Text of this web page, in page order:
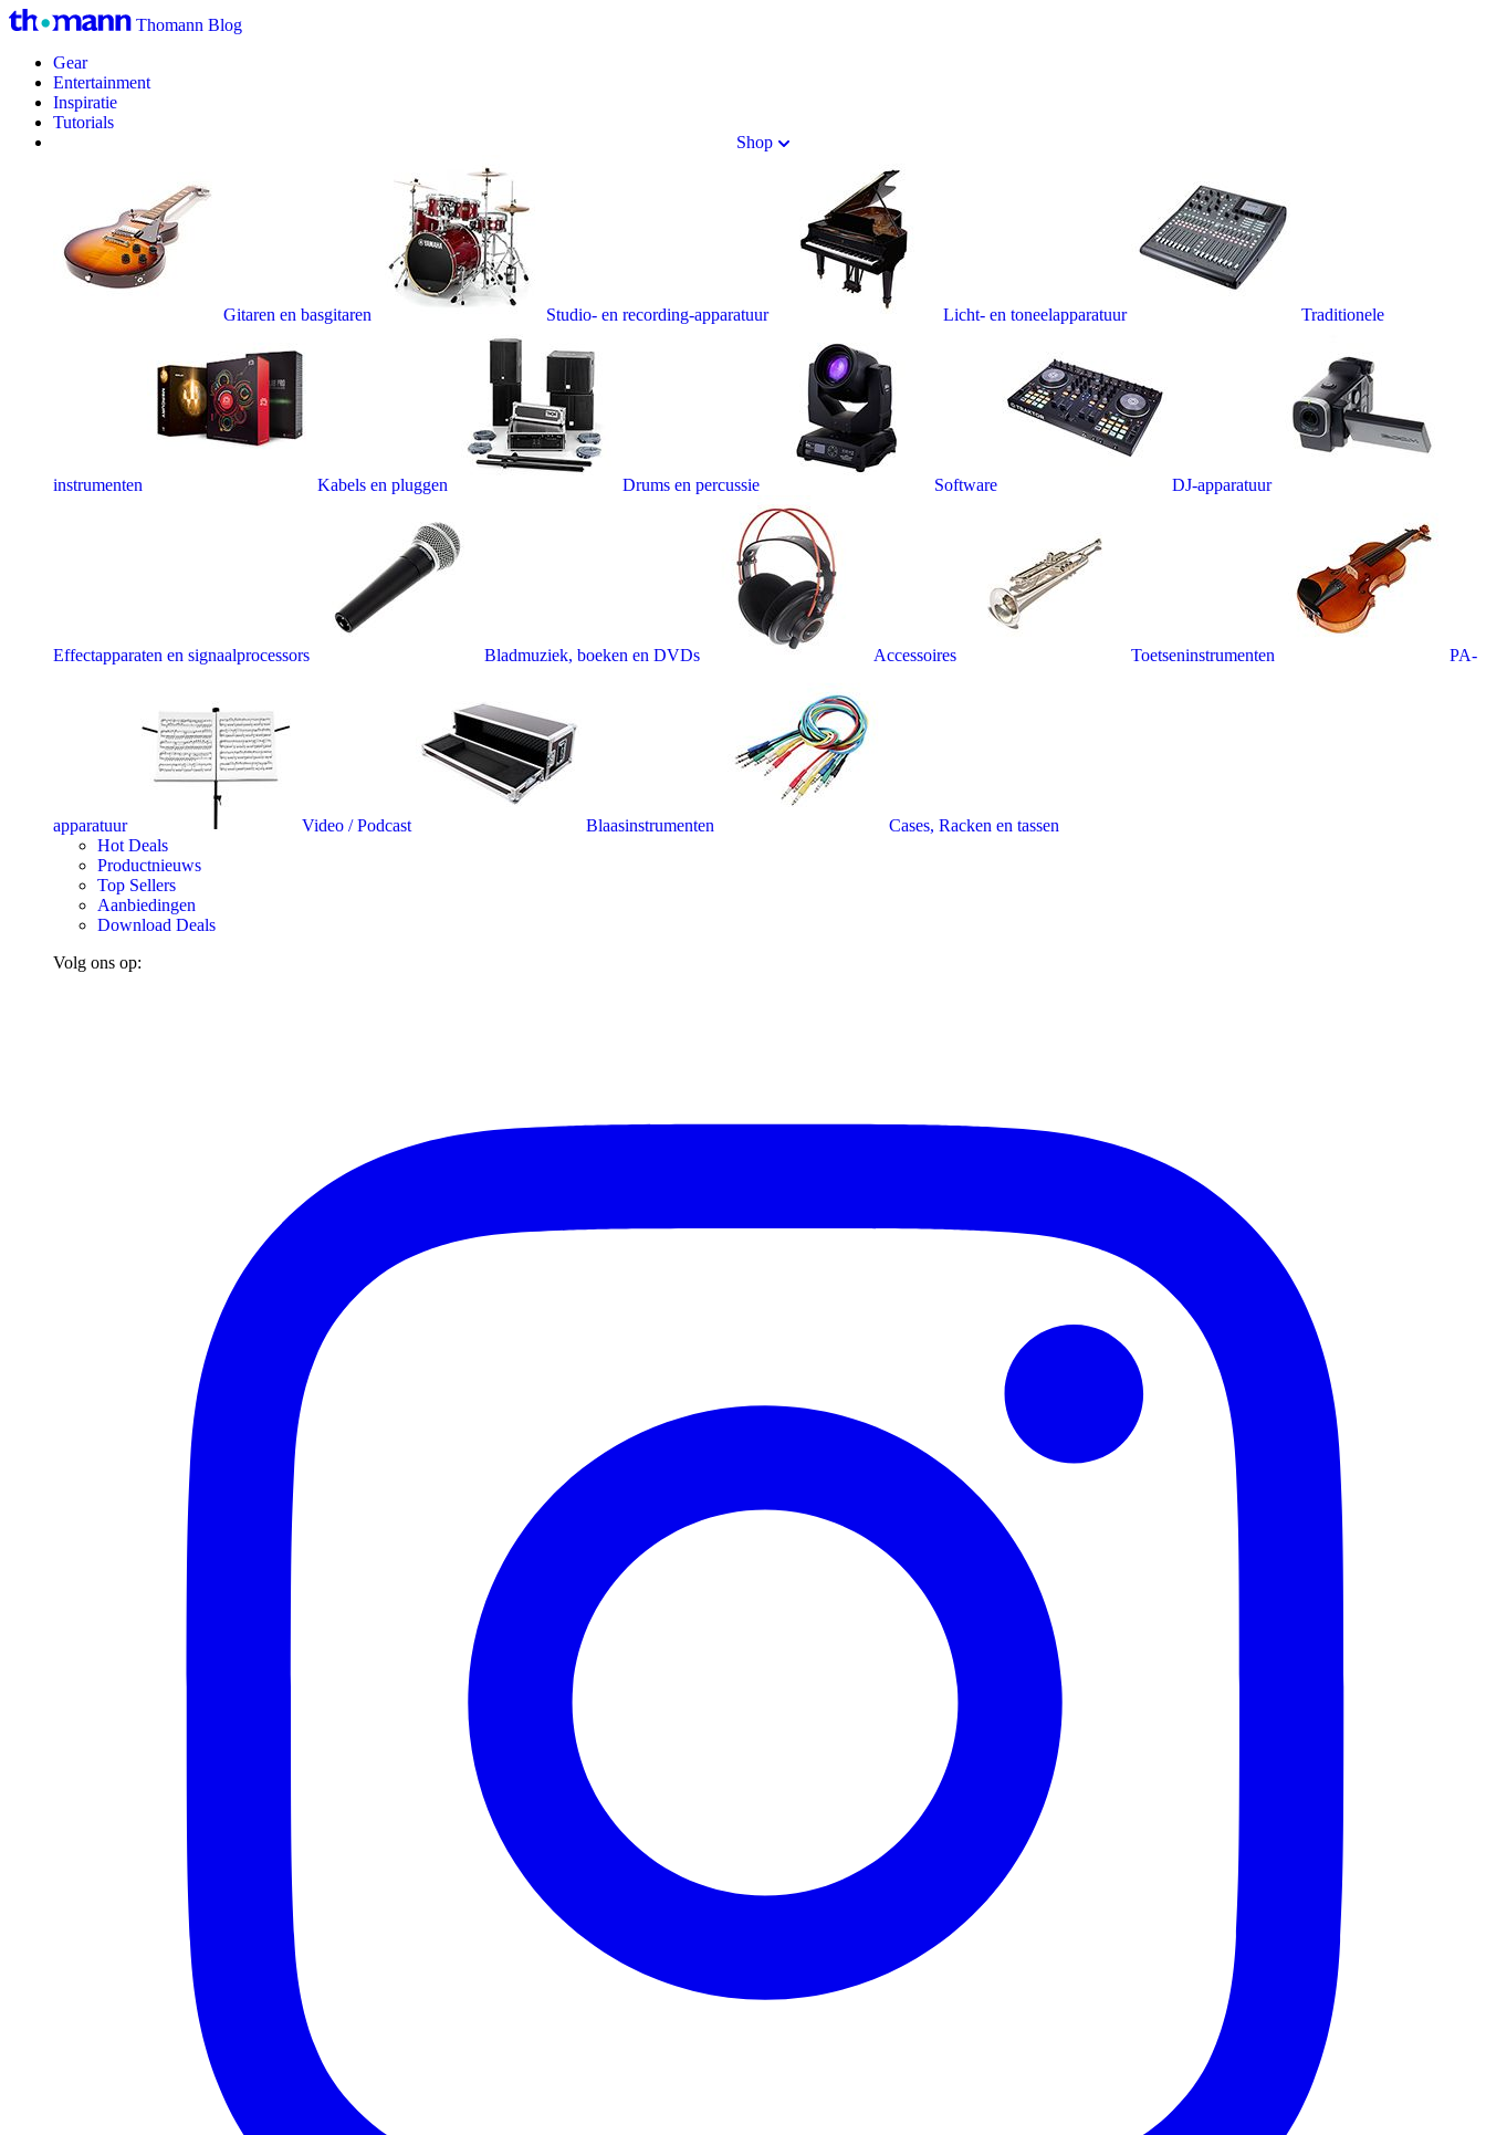
Thomann Blog
Gear
Entertainment
Inspiratie
Tutorials
Shop
Gitaren en basgitaren Studio- en recording-apparatuur Licht- en toneelapparatuur Traditionele
instrumenten Kabels en pluggen Drums en percussie Software DJ-apparatuur
Effectapparaten en signaalprocessors Bladmuziek, boeken en DVDs Accessoires Toetseninstrumenten PA-
apparatuur Video / Podcast Blaasinstrumenten
Cases, Racken en tassen
Hot Deals
Productnieuws
Top Sellers
Aanbiedingen
Download Deals
Volg ons op: